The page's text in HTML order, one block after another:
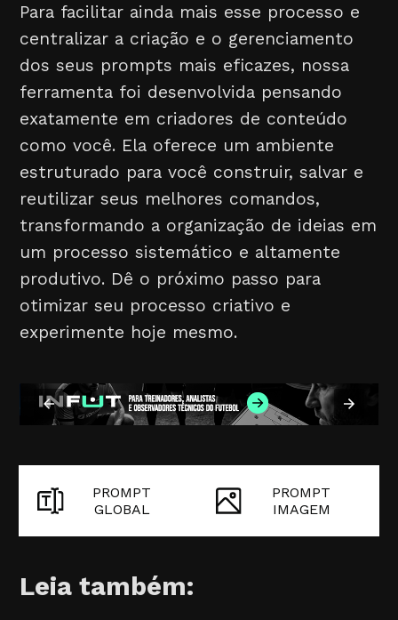
Para facilitar ainda mais esse processo e
centralizar a criação e o gerenciamento
dos seus prompts mais eficazes, nossa
ferramenta foi desenvolvida pensando
exatamente em criadores de conteúdo
como você. Ela oferece um ambiente
estruturado para você construir, salvar e
reutilizar seus melhores comandos,
transformando a organização de ideias em
um processo sistemático e altamente
produtivo. Dê o próximo passo para
otimizar seu processo criativo e
experimente hoje mesmo.
PROMPT
GLOBAL
PROMPT
IMAGEM
Leia também: